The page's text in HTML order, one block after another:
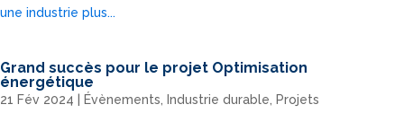
une industrie plus...
Grand succès pour le projet Optimisation
énergétique
21 Fév 2024 Évènements Industrie durable Projets